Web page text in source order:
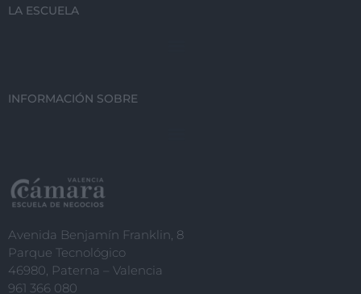
LA ESCUELA
INFORMACIÓN SOBRE
Avenida Benjamín Franklin, 8
Parque Tecnológico
46980, Paterna – Valencia
961 366 080